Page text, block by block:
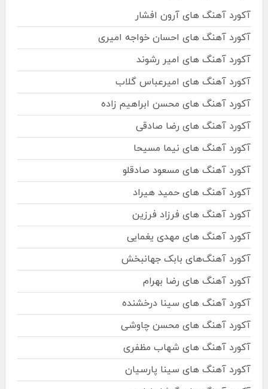
آکورد آهنگ های آرون افشار
آکورد آهنگ های احسان خواجه امیری
آکورد آهنگ های امیر رشوند
آکورد آهنگ های امیرعباس گلاب
آکورد آهنگ های محسن ابراهیم زاده
آکورد آهنگ های رضا صادقی
آکورد آهنگ های نیما مسیحا
آکورد آهنگ های مسعود صادقلو
آکورد آهنگ های حمید هیراد
آکورد آهنگ های فرزاد فرزین
آکورد آهنگ های مهدی یغمایی
آکورد آهنگ‌های بابک جهانبخش
آکورد آهنگ های رضا بهرام
آکورد آهنگ های سینا درخشنده
آکورد آهنگ های محسن چاوشی
آکورد آهنگ های شهاب مظفری
آکورد آهنگ های سینا پارسیان